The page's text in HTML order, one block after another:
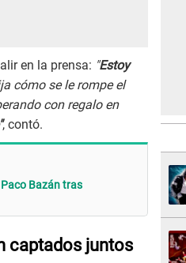
en la prensa: "Estoy
cómo se le rompe el
con regalo en
, contó.
Paco Bazán tras
captados juntos